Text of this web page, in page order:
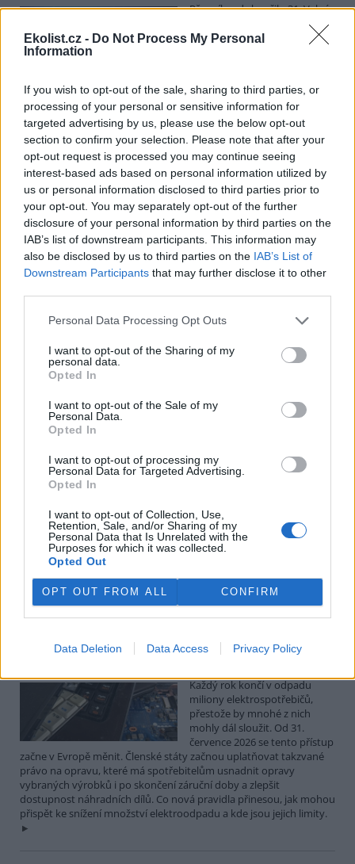
Ekolist.cz - Do Not Process My Personal
Information
If you wish to opt-out of the sale, sharing to third parties, or
processing of your personal or sensitive information for
targeted advertising by us, please use the below opt-out
section to confirm your selection. Please note that after your
opt-out request is processed you may continue seeing
interest-based ads based on personal information utilized by
us or personal information disclosed to third parties prior to
your opt-out. You may separately opt-out of the further
disclosure of your personal information by third parties on the
IAB’s list of downstream participants. This information may
also be disclosed by us to third parties on the IAB’s List of
Downstream Participants that may further disclose it to other
Personal Data Processing Opt Outs
I want to opt-out of the Sharing of my
personal data.
Opted In
I want to opt-out of the Sale of my
Personal Data.
Opted In
I want to opt-out of processing my
Personal Data for Targeted Advertising.
Opted In
I want to opt-out of Collection, Use,
Retention, Sale, and/or Sharing of my
Personal Data that Is Unrelated with the
Purposes for which it was collected.
Opted Out
OPT OUT FROM ALL CONFIRM
Data Deletion Data Access Privacy Policy
Přes víkend skončilo 31. Valné
shromáždění Mezinárodního
úřadu pro mořské dno (ISA),
jasně deklarovat, že snahy o nezákonnou hlubinnou těžbu
nebudou tolerovány.
Luboš Pavlovič: Veřejnost může do poloviny srpna
připomínkovat plavební kanál u Přelouče
3.8.2026
Diskuse: 16
Ministerstvo životního
prostředí oznámilo 14.
července 2026 zahájení
zjišťovacího řízení pro záměr
„Stupeň Přelouč II“ za asi 3,3
do Pardubic. Veřejnost může své vyjádření k vlivům této stavby na
životní prostředí poslat ministerstvu do 13. srpna 2026.
Kilian Kaminski: Evropa slibuje právo na opravu.
Budou ale opravy skutečně levnější?
Diskuse: 41
Členské státy nyní převádějí
legislativy. Podle společnosti
refurbed, evropským
marketplace s repasovanou elektronikou, však mohou i po
zavedení nových pravidel zůstat náklady na opravy natolik vysoké,
že pro spotřebitele bude stále výhodnější koupit nové zařízení.
Směrnice má přitom usnadnit opravy elektroniky i po skončení
záruční doby, zlepšit dostupnost náhradních dílů a zabránit
výrobcům, aby zásahy do zařízení zbytečně komplikovali nebo
znemožňovali. Nestanovuje však konkrétní cenový limit ani
způsob výpočtu ceny náhradních dílů a oprav.
31.7.2026
Každý rok končí v odpadu
miliony elektrospotřebičů,
přestože by mnohé z nich
mohly dál sloužit. Od 31.
července 2026 se tento přístup
začne v Evropě měnit. Členské státy začnou uplatňovat takzvané
právo na opravu, které má spotřebitelům usnadnit opravy
vybraných výrobků i po skončení záruční doby a zlepšit
dostupnost náhradních dílů. Co nová pravidla přinesou, jak mohou
přispět ke snížení množství elektroodpadu a kde jsou jejich limity.